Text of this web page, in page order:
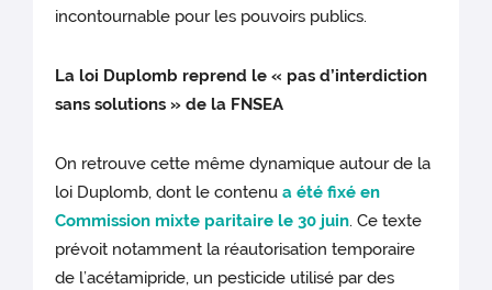
incontournable pour les pouvoirs publics.
La loi Duplomb reprend le « pas d’interdiction
sans solutions » de la FNSEA
On retrouve cette même dynamique autour de la
loi Duplomb, dont le contenua été fixé en
Commission mixte paritaire le 30 juin. Ce texte
prévoit notamment la réautorisation temporaire
de l’acétamipride, un pesticide utilisé par des